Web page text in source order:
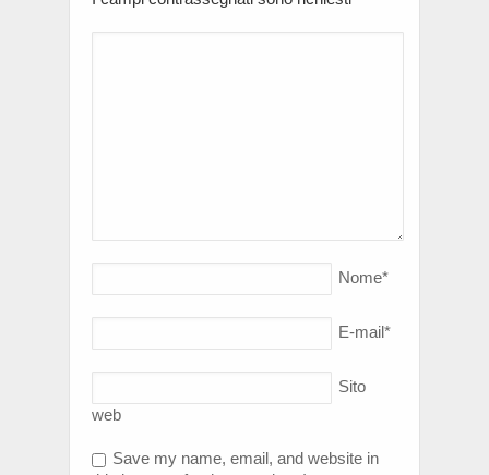
Nome*
E-mail*
Sito
web
Save my name, email, and website in